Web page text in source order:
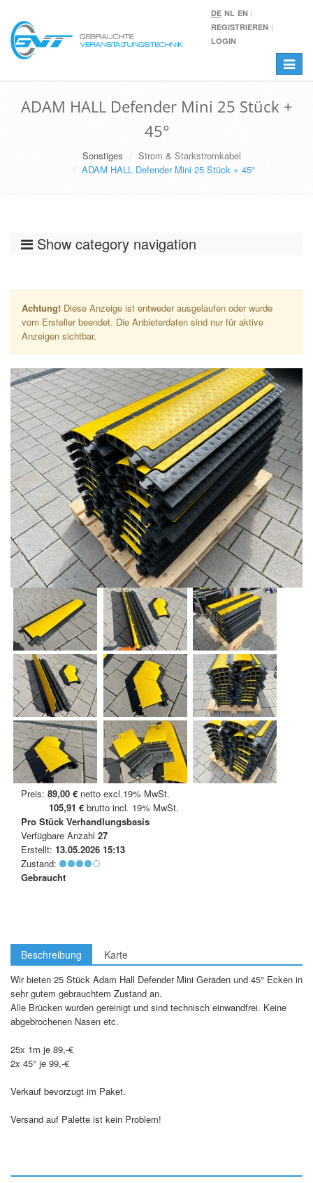
DE NL EN
REGISTRIEREN
LOGIN
Toggle
ADAM HALL Defender Mini 25 Stück +
45°
Sonstiges
Strom & Starkstromkabel
ADAM HALL Defender Mini 25 Stück + 45°
Show category navigation
Achtung! Diese Anzeige ist entweder ausgelaufen oder wurde
vom Ersteller beendet. Die Anbieterdaten sind nur für aktive
Anzeigen sichtbar.
Preis: 89,00 € netto excl.19% MwSt.
105,91 € brutto incl. 19% MwSt.
Pro Stück Verhandlungsbasis
Verfügbare Anzahl 27
Erstellt: 13.05.2026 15:13
Zustand:
Gebraucht
Beschreibung Karte
Wir bieten 25 Stück Adam Hall Defender Mini Geraden und 45° Ecken in
sehr gutem gebrauchtem Zustand an.
Alle Brücken wurden gereinigt und sind technisch einwandfrei. Keine
abgebrochenen Nasen etc.
25x 1m je 89,-€
2x 45° je 99,-€
Verkauf bevorzugt im Paket.
Versand auf Palette ist kein Problem!